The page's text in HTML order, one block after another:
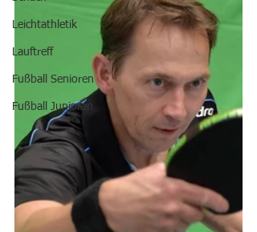
Leichtathletik
Lauftreff
Fußball Senioren
Fußball Junioren